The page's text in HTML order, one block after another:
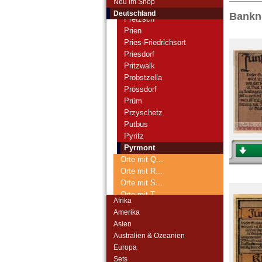
Deutschland
Preetz
Pretzsch
Prien
Pries-Friedrichsort
Priesdorf
Pritzwalk
Probstzella
Prössdorf
Prüm
Przyschetz
Putbus
Pyritz
Pyrmont
Orte mit Q...
Orte mit R...
Orte mit S...
Orte mit T...
Orte mit Z...
Afrika
Amerika
Asien
Australien & Ozeanien
Europa
Sets